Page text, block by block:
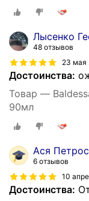
Лысенко
48 отзывов
23 мая
Достоинства:
Товар —
90мл
Ася
6 отзывов
10
Достоинства: